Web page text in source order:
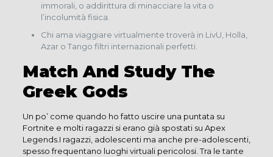
immorali, o addirittura di minacciare la vita o
l’incolumità fisica.
Chi ama viaggiare virtualmente troverà in LivU, Holla,
Azar o Tango filtri internazionali perfetti.
Match And Study The
Greek Gods
Un po’ come quando ho fatto uscire una puntata su
Fortnite e molti ragazzi si erano già spostati su Apex
Legends.I ragazzi, adolescenti ma anche pre-adolescenti,
spesso frequentano luoghi virtuali pericolosi. Tra le tante